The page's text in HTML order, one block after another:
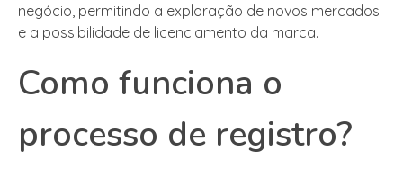
negócio, permitindo a exploração de novos mercados
e a possibilidade de licenciamento da marca.
Como funciona o
processo de registro?